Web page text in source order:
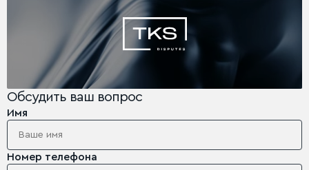
Обсудить ваш вопрос
Имя
Номер телефона